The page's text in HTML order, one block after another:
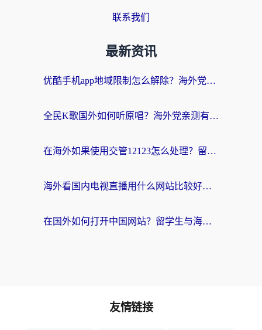
联系我们
最新资讯
优酷手机app地域限制怎么解除？海外党亲测有效的追剧方案
全民K歌国外如何听原唱？海外党亲测有效的回国加速器选择指南
在海外如果使用交管12123怎么处理？留学生亲测有效的回国加速方案
海外看国内电视直播用什么网站比较好？一篇解决你所有追剧难题的实用指南
在国外如何打开中国网站？留学生与海外华人的无缝访问指南
友情链接